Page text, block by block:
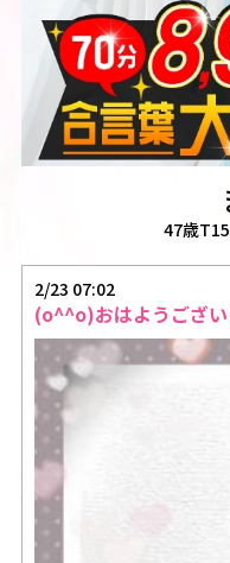
47歳
2/23 07:02
(o^^o)おはようござ